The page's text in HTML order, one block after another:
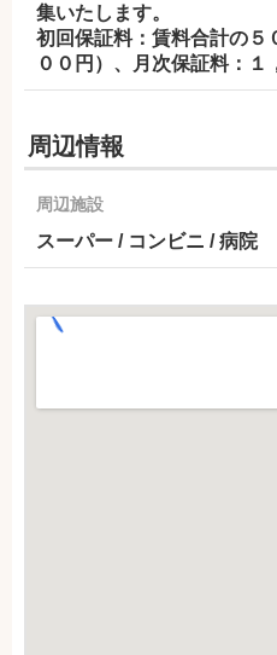
集いたします。
初回保証料：賃料合計の５
００円）、月次保証料：１
周辺情報
周辺施設
スーパー / コンビニ / 病院